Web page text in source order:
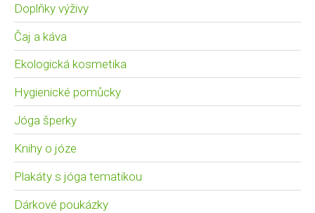
Doplňky výživy
Čaj a káva
Ekologická kosmetika
Hygienické pomůcky
Jóga šperky
Knihy o józe
Plakáty s jóga tematikou
Dárkové poukázky